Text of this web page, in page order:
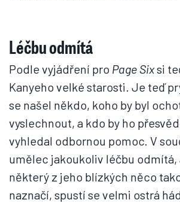
Léčbu odmítá
Podle vyjádření pro Page Sixsi
Kanyeho velké starosti. Je teď
se našel někdo, koho by byl
vyslechnout, a kdo by ho
vyhledal odbornou pomoc. V
umělec jakoukoliv léčbu odmítá,
některý z jeho blízkých něco
naznačí, spustí se velmi ostrá